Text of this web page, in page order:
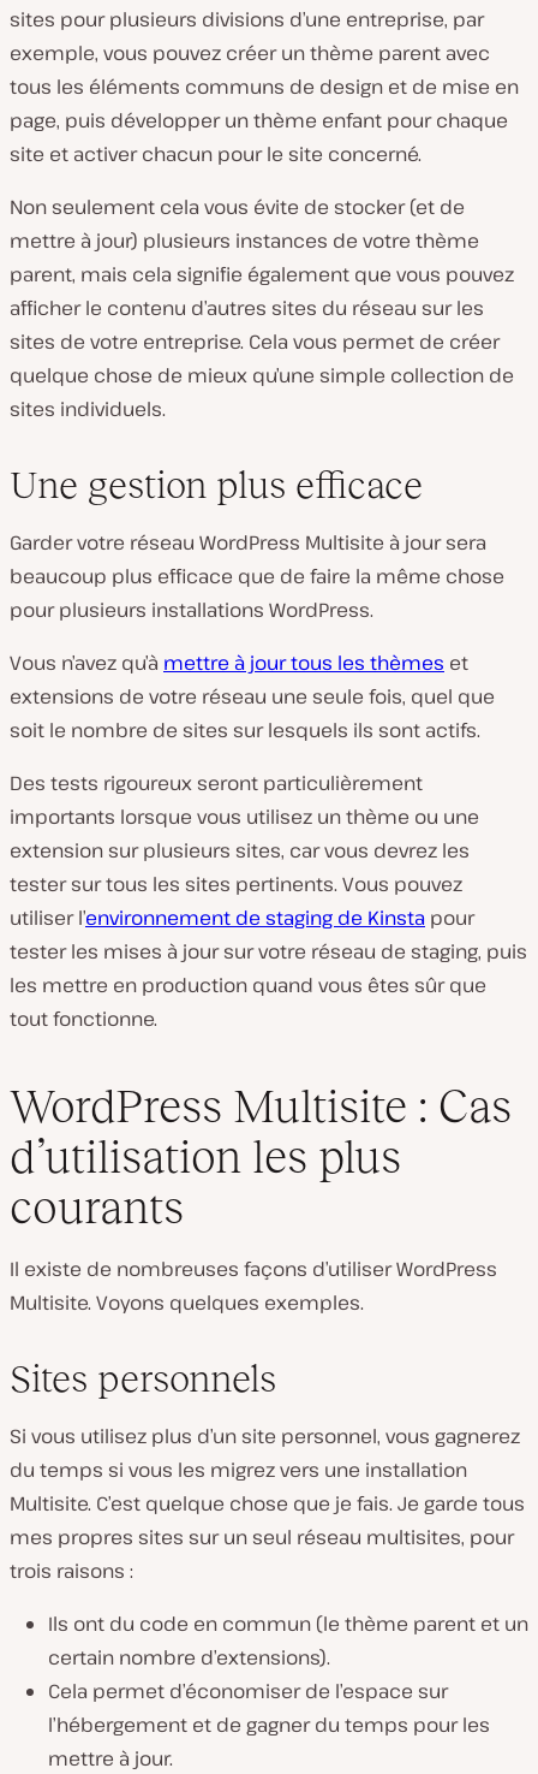
sites pour plusieurs divisions d’une entreprise, par
exemple, vous pouvez créer un thème parent avec
tous les éléments communs de design et de mise en
page, puis développer un thème enfant pour chaque
site et activer chacun pour le site concerné.
Non seulement cela vous évite de stocker (et de
mettre à jour) plusieurs instances de votre thème
parent, mais cela signifie également que vous pouvez
afficher le contenu d’autres sites du réseau sur les
sites de votre entreprise. Cela vous permet de créer
quelque chose de mieux qu’une simple collection de
sites individuels.
Une gestion plus efficace
Garder votre réseau WordPress Multisite à jour sera
beaucoup plus efficace que de faire la même chose
pour plusieurs installations WordPress.
Vous n’avez qu’à mettre à jour tous les thèmes et
extensions de votre réseau une seule fois, quel que
soit le nombre de sites sur lesquels ils sont actifs.
Des tests rigoureux seront particulièrement
importants lorsque vous utilisez un thème ou une
extension sur plusieurs sites, car vous devrez les
tester sur tous les sites pertinents. Vous pouvez
utiliser l’environnement de staging de Kinsta pour
tester les mises à jour sur votre réseau de staging, puis
les mettre en production quand vous êtes sûr que
tout fonctionne.
WordPress Multisite : Cas
d’utilisation les plus
courants
Il existe de nombreuses façons d’utiliser WordPress
Multisite. Voyons quelques exemples.
Sites personnels
Si vous utilisez plus d’un site personnel, vous gagnerez
du temps si vous les migrez vers une installation
Multisite. C’est quelque chose que je fais. Je garde tous
mes propres sites sur un seul réseau multisites, pour
trois raisons :
Ils ont du code en commun (le thème parent et un
certain nombre d’extensions).
Cela permet d’économiser de l’espace sur
l’hébergement et de gagner du temps pour les
mettre à jour.